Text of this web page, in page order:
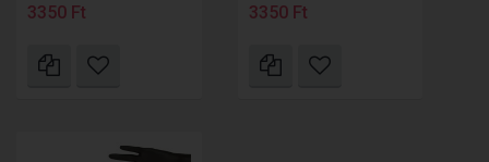
3350 Ft 3350 Ft